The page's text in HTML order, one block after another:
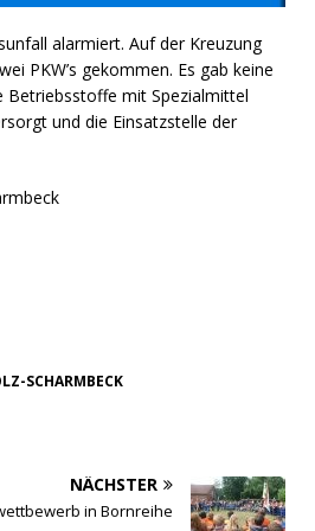
alarmiert. Auf der Kreuzung
PKW’s gekommen. Es gab keine
Betriebsstoffe mit Spezialmittel
und die Einsatzstelle der
SCHARMBECK
NÄCHSTER
in Bornreihe